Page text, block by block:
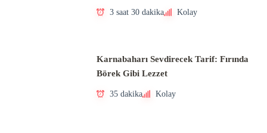
3 saat 30 dakika Kolay
Karnabaharı Sevdirecek Tarif: Fırında
Börek Gibi Lezzet
35 dakika Kolay